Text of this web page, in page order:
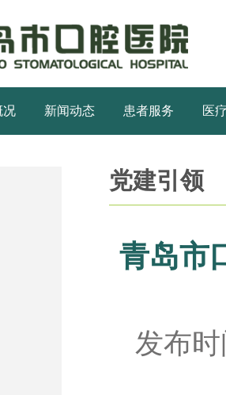
况 新闻动态 患者服务 医
党建引领
青岛市
发布